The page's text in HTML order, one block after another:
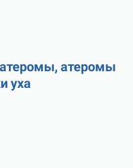
атеромы
уха